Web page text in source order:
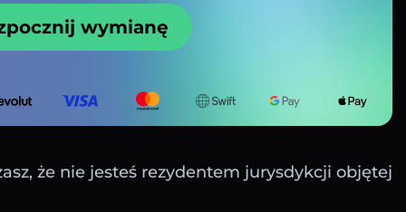
wymianę
że nie jesteś rezydentem jurysdykcji objętej